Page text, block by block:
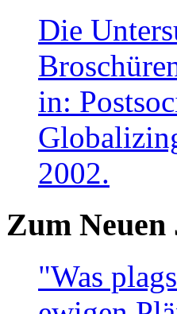
Die
in:
2002.
Zum Neuen
"Was